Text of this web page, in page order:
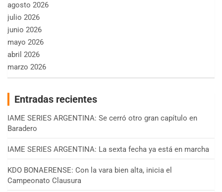
agosto 2026
julio 2026
junio 2026
mayo 2026
abril 2026
marzo 2026
Entradas recientes
IAME SERIES ARGENTINA: Se cerró otro gran capítulo en
Baradero
IAME SERIES ARGENTINA: La sexta fecha ya está en marcha
KDO BONAERENSE: Con la vara bien alta, inicia el
Campeonato Clausura